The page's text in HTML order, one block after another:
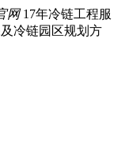
网 17年冷链工程服
冷链园区规划方